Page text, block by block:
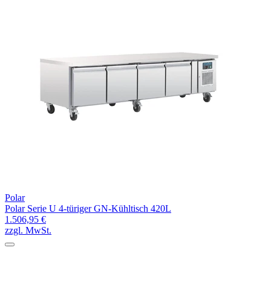
Polar
Polar Serie U 4-türiger GN-Kühltisch 420L
1.506,95 €
zzgl. MwSt.